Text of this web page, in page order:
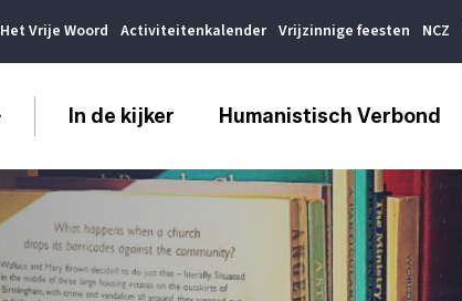
Het Vrije Woord Activiteitenkalender Vrijzinnige feesten NCZ
In de kijker Humanistisch Verbond